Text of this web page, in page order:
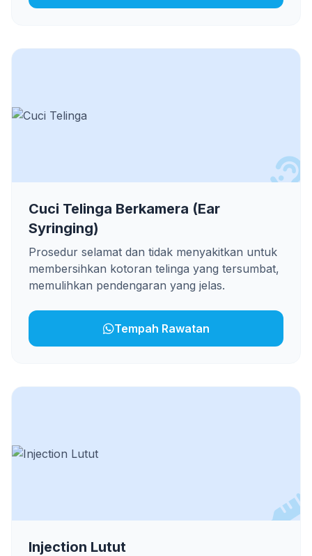
Cuci Telinga Berkamera (Ear
Syringing)
Prosedur selamat dan tidak menyakitkan untuk
membersihkan kotoran telinga yang tersumbat,
memulihkan pendengaran yang jelas.
Tempah Rawatan
Injection Lutut